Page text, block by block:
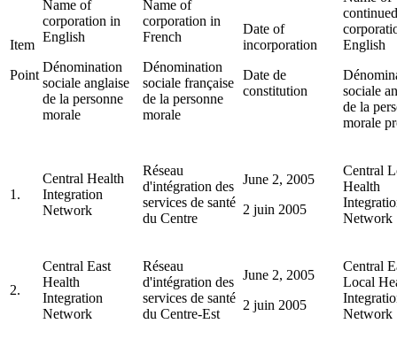
Item
Point
Name of
corporation in
English
Dénomination
sociale anglaise
de la personne
morale
Name of
corporation in
French
Dénomination
sociale française
de la personne
morale
Date of
incorporation
Date de
constitution
continued
English
sociale
de la
morale
1.
Central Health
Integration
Network
Réseau
d'intégration des
services de santé
du Centre
June 2, 2005
2 juin 2005
Central
Health
Network
2.
Central East
Health
Integration
Network
Réseau
d'intégration des
services de santé
du Centre-Est
June 2, 2005
2 juin 2005
Central
Local
Network